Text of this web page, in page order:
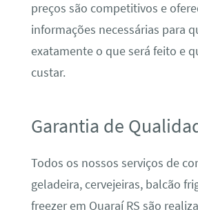
preços são competitivos e
informações necessárias para
exatamente o que será feito e
custar.
Garantia de
Todos os nossos serviços de
geladeira, cervejeiras, balcão
freezer em Quaraí RS são